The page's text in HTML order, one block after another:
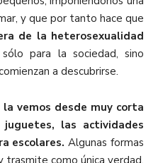
y que por tanto hace que
de la heterosexualidad
para la sociedad, sino
a descubrirse.
vemos desde muy corta
las actividades
escolares. Algunas formas